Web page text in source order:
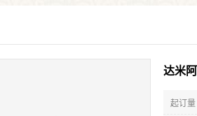
达米
起订